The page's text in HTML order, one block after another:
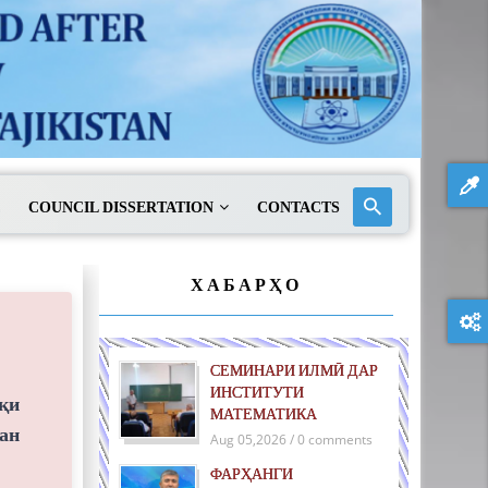
COUNCIL DISSERTATION CONTACTS
ХАБАРҲО
СЕМИНАРИ ИЛМӢ ДАР
ИНСТИТУТИ
МАТЕМАТИКА
Aug 05,2026 / 0 comments
ФАРҲАНГИ